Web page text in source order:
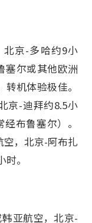
北京-多哈约9小
塞尔或其他欧洲
机体验极佳。
京-迪拜约8.5小
布鲁塞尔）。
，北京-阿布扎
。
亚航空，北京-